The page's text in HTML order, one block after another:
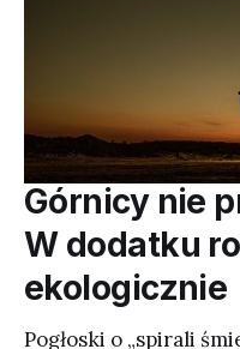
Górnicy nie
W dodatku
ekologicznie
Pogłoski o „spirali